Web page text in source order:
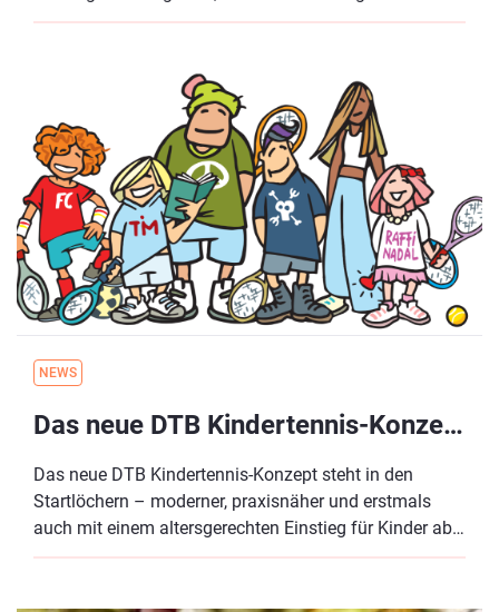
Tennissport heranzuführen – und
Spieler:innen für deinen Verein oder Tennisschule zu
NEWS
Das neue DTB Kindertennis-Konzept – jetzt kennenlernen!
Das neue DTB Kindertennis-Konzept steht in den
Startlöchern – moderner, praxisnäher und erstmals
auch mit einem altersgerechten Einstieg für Kinder ab
3 Jahren in der neuen Stufe Blau – der Ball- &